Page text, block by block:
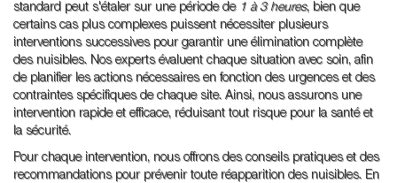
standard peut s'étaler sur une période de 1 à 3 heures, bien que
certains cas plus complexes puissent nécessiter plusieurs
interventions successives pour garantir une élimination complète
des nuisibles. Nos experts évaluent chaque situation avec soin, afin
de planifier les actions nécessaires en fonction des urgences et des
contraintes spécifiques de chaque site. Ainsi, nous assurons une
intervention rapide et efficace, réduisant tout risque pour la santé et
la sécurité.
Pour chaque intervention, nous offrons des conseils pratiques et des
recommandations pour prévenir toute réapparition des nuisibles. En